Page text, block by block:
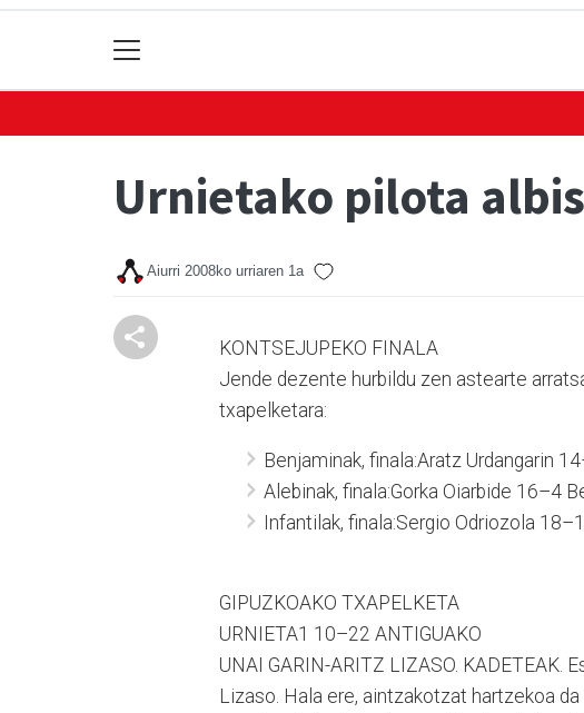
Urnietako pilota
Aiurri 2008ko urriaren 1a
KONTSEJUPEKO FINALA
Jende dezente hurbildu zen astearte
txapelketara:
Benjaminak, finala:Aratz Urdangarin
Alebinak, finala:Gorka Oiarbide 16–4
Infantilak, finala:Sergio Odriozola
GIPUZKOAKO TXAPELKETA
URNIETA1 10–22 ANTIGUAKO
UNAI GARIN-ARITZ LIZASO. KADETEAK.
Lizaso. Hala ere, aintzakotzat hartzekoa